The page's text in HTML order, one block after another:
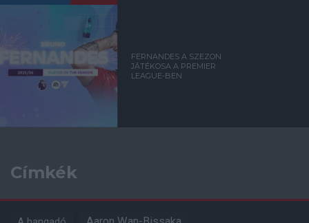
FERNANDES A SZEZON
JÁTÉKOSA A PREMIER
LEAGUE-BEN
Címkék